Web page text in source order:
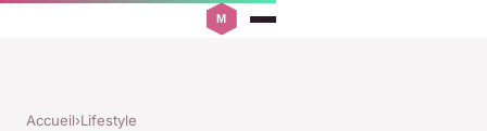
Accueil›Lifestyle